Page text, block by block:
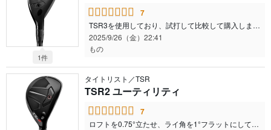
1件
7
TSR3を使用しており、試打して比較して購入しました。 TSRより若干飛ばなくなった TSRより曲がりが少ない TSRより球が上がる TSRより上下の打ち分けがしやすい TSRよりつかまる TSRより打感が高い音 大きな変化は感じませんが好きでした😊
2025/9/26（金）22:41
もの
タイトリスト／TSR
TSR2 ユーティリティ
7
ロフトを0.75°立たせ、ライ角を1°フラットにしてフェースを開いたら抜群に打ちやすくなりました。 今までステルス2プラスを使っていたのですが、こっちの方が球が上がりやすくて(ロフトも寝てますが)いい感じですね。 いま、ユーティリティ難民なので、TSR3も打ってみたいと思ってしまっています。 シャフトはモーダスゴーストのsです。